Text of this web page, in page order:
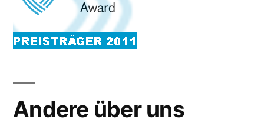
Andere über uns